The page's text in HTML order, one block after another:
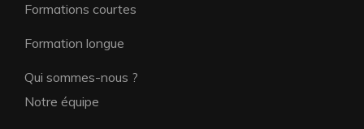
Formations courtes
Formation longue
Qui sommes-nous ?
Notre équipe